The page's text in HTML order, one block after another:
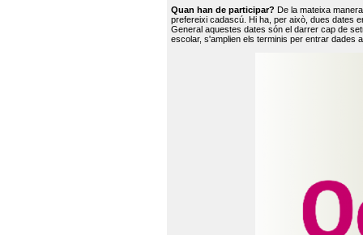
Quan han de participar? De la mateixa
prefereixi cadascú. Hi ha, per això, dues dates
General aquestes dates són el darrer cap de
escolar, s'amplien els terminis per entrar dades